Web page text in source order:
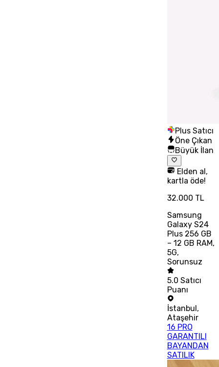
Plus Satıcı
Öne Çıkan
Büyük İlan
Elden al,
kartla öde!
32.000 TL
Samsung
Galaxy S24
Plus 256 GB
– 12 GB RAM,
5G,
Sorunsuz
5.0 Satıcı
Puanı
İstanbul,
Ataşehir
16 PRO
GARANTILI
BAYANDAN
SATILIK